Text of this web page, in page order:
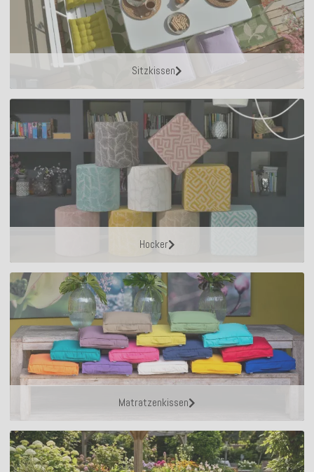
Sitzkissen
Hocker
Matratzenkissen